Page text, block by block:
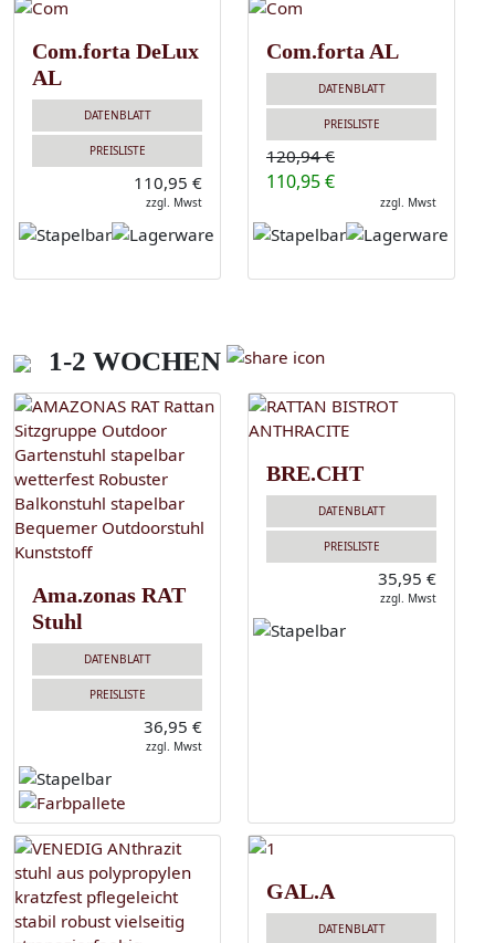
Com.forta DeLux
AL
DATENBLATT
PREISLISTE
110,95 €
zzgl. Mwst
Com.forta AL
DATENBLATT
PREISLISTE
120,94 €
110,95 €
zzgl. Mwst
1-2 WOCHEN
Ama.zonas RAT
Stuhl
DATENBLATT
PREISLISTE
36,95 €
zzgl. Mwst
BRE.CHT
DATENBLATT
PREISLISTE
35,95 €
zzgl. Mwst
GAL.A
DATENBLATT